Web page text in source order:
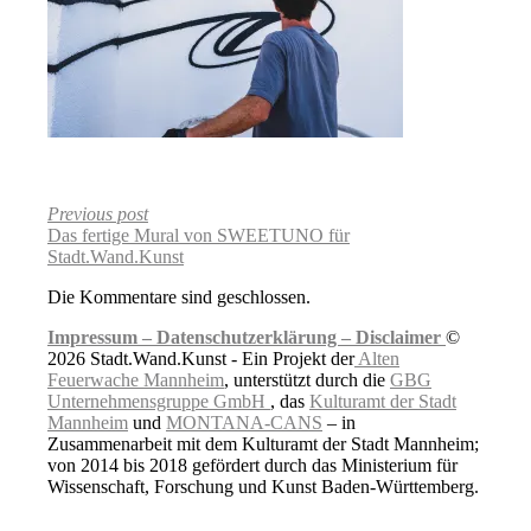
Previous post
Das fertige Mural von SWEETUNO für
Stadt.Wand.Kunst
Die Kommentare sind geschlossen.
Impressum – Datenschutzerklärung – Disclaimer ©
2026 Stadt.Wand.Kunst - Ein Projekt derAlten
Feuerwache Mannheim, unterstützt durch die GBG
Unternehmensgruppe GmbH , das Kulturamt der Stadt
Mannheim und MONTANA-CANS – in
Zusammenarbeit mit dem Kulturamt der Stadt Mannheim;
von 2014 bis 2018 gefördert durch das Ministerium für
Wissenschaft, Forschung und Kunst Baden-Württemberg.